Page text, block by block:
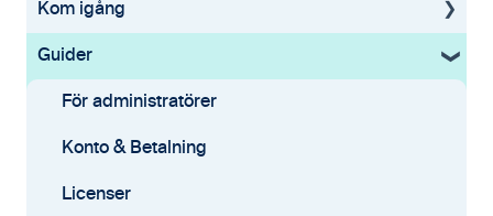
Kom igång
Uppstartsguide
Grundinställningar
Ekonomisystem
Tid & Kvitton
Guider
För administratörer
Konto & Betalning
Licenser